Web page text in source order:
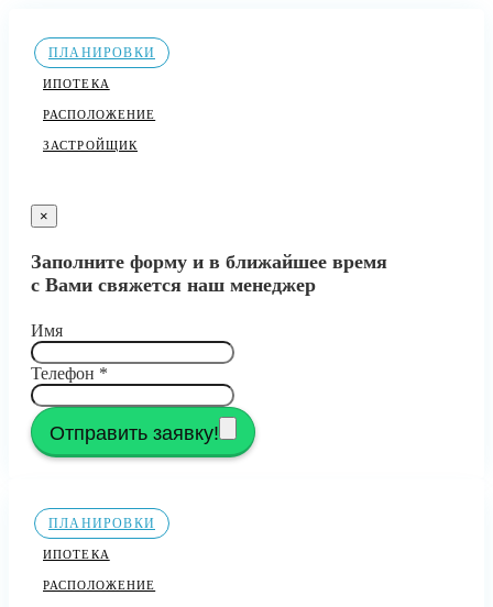
ПЛАНИРОВКИ
ИПОТЕКА
РАСПОЛОЖЕНИЕ
ЗАСТРОЙЩИК
×
Заполните форму и в ближайшее время
с Вами свяжется наш менеджер
Имя
Телефон *
Отправить заявку!
ПЛАНИРОВКИ
ИПОТЕКА
РАСПОЛОЖЕНИЕ